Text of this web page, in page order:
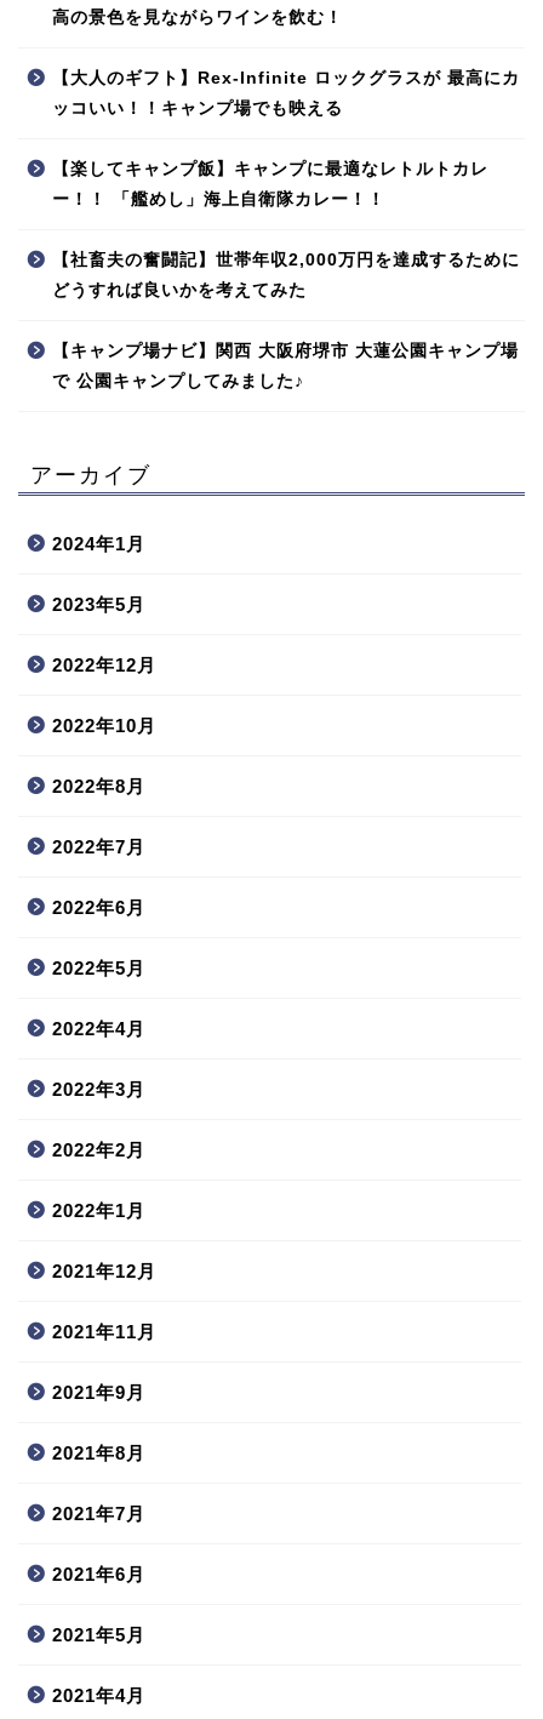
高の景色を見ながらワインを飲む！
【大人のギフト】Rex-Infinite ロックグラスが 最高にカ
ッコいい！！キャンプ場でも映える
【楽してキャンプ飯】キャンプに最適なレトルトカレ
ー！！ 「艦めし」海上自衛隊カレー！！
【社畜夫の奮闘記】世帯年収2,000万円を達成するために
どうすれば良いかを考えてみた
【キャンプ場ナビ】関西 大阪府堺市 大蓮公園キャンプ場
で 公園キャンプしてみました♪
アーカイブ
2024年1月
2023年5月
2022年12月
2022年10月
2022年8月
2022年7月
2022年6月
2022年5月
2022年4月
2022年3月
2022年2月
2022年1月
2021年12月
2021年11月
2021年9月
2021年8月
2021年7月
2021年6月
2021年5月
2021年4月